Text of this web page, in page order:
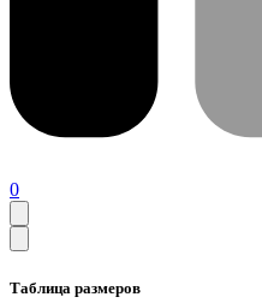
0
Таблица размеров